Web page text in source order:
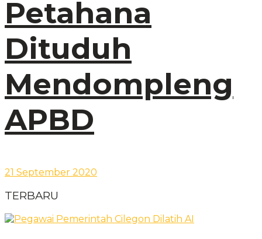
Petahana
Dituduh
Mendompleng
APBD
21 September 2020
TERBARU